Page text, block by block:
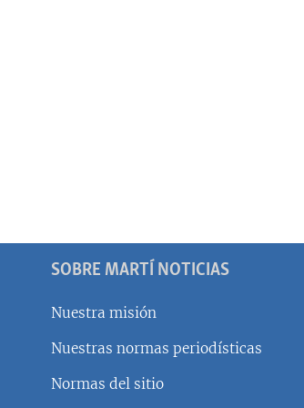
SOBRE MARTÍ NOTICIAS
Nuestra misión
Nuestras normas periodísticas
Normas del sitio